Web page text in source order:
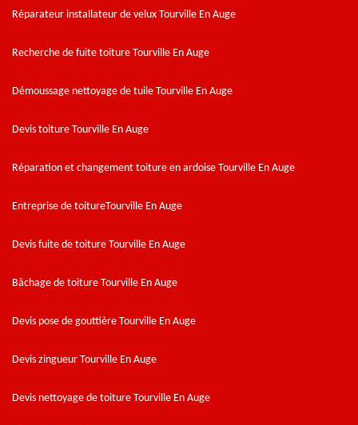
Réparateur installateur de velux Tourville En Auge
Recherche de fuite toiture Tourville En Auge
Démoussage nettoyage de tuile Tourville En Auge
Devis toiture Tourville En Auge
Réparation et changement toiture en ardoise Tourville En Auge
Entreprise de toitureTourville En Auge
Devis fuite de toiture Tourville En Auge
Bâchage de toiture Tourville En Auge
Devis pose de gouttière Tourville En Auge
Devis zingueur Tourville En Auge
Devis nettoyage de toiture Tourville En Auge